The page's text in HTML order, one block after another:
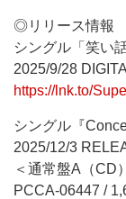
◎リリース情報
シングル「笑い話
2025/9/28
https://lnk.to/
シングル『
2025/12/3
＜通常盤A（CD
PCCA-06447 /